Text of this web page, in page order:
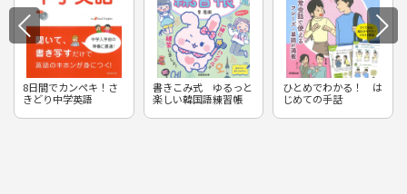
8日間でカンペキ！さ
きどり中学英語
書きこみ式 ゆるっと
楽しい韓国語練習帳
ひとめでわかる！ は
じめての手話